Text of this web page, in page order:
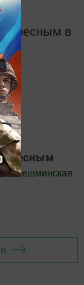
в
"Шешминская